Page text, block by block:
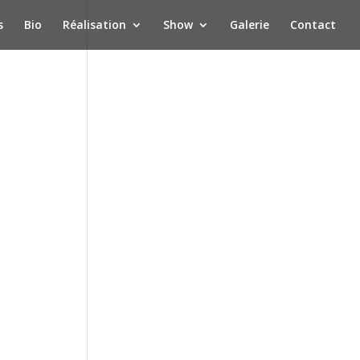
Bio Réalisation Show Galerie Contact